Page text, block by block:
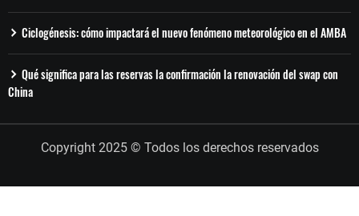
Ciclogénesis: cómo impactará el nuevo fenómeno meteorológico en el AMBA
Qué significa para las reservas la confirmación la renovación del swap con
China
Copyright 2025 © Todos los derechos reservados